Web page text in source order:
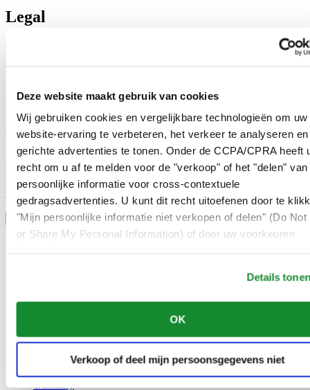
Deze website maakt gebruik van cookies
Wij gebruiken cookies en vergelijkbare technologieën om uw
website-ervaring te verbeteren, het verkeer te analyseren en
gerichte advertenties te tonen. Onder de CCPA/CPRA heeft
recht om u af te melden voor de "verkoop" of het "delen" van
persoonlijke informatie voor cross-contextuele
gedragsadvertenties. U kunt dit recht uitoefenen door te
"Mijn persoonlijke informatie niet verkopen of delen" (Do Not
or Share My Personal Information) of door uw voorkeuren
Details
OK
Verkoop of deel mijn persoonsgegevens niet
Legal
Verkoopvoorwaarden
Word lid van de CERTINA club
Meld je aan en ontvang exclusieve aanbiedingen en
productrecensies
Schrijf je in!
Selecteer een land/regio
Taalkeuze
Denmark